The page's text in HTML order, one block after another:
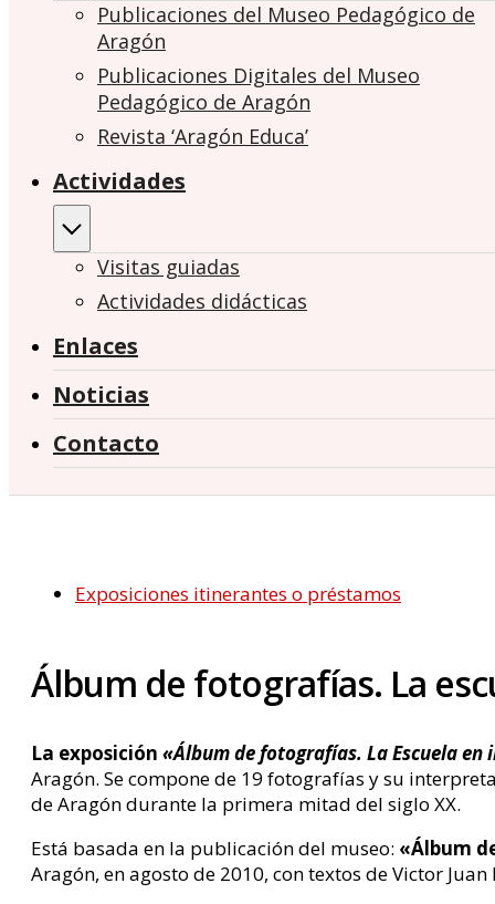
Publicaciones del Museo Pedagógico de
Aragón
Publicaciones Digitales del Museo
Pedagógico de Aragón
Revista ‘Aragón Educa’
Actividades
Visitas guiadas
Actividades didácticas
Enlaces
Noticias
Contacto
Exposiciones itinerantes o préstamos
Álbum de fotografías. La
La exposición «Álbum de fotografías. La Escuela en
Aragón. Se compone de 19 fotografías y su
de Aragón durante la primera mitad del siglo XX.
Está basada en la publicación del museo: «Álbum
Aragón, en agosto de 2010, con textos de Victor Juan